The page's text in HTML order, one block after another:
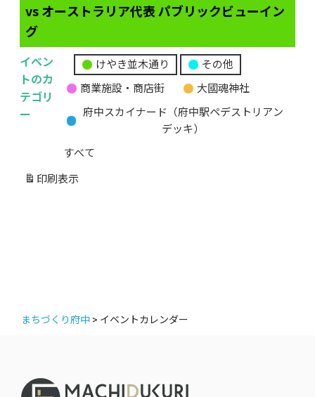
vs オーストラリア代表 パブリックビューイン
グ
イベン
トのカ
テゴリ
ー
無
題
カ
ゴ
リ
けやき並木通り
その他
商業施設・商店街
大國魂神社
府中スカイナード（府中駅ペデストリアン
デッキ）
すべて
印刷 表示
まちづくり府中 > イベントカレンダー